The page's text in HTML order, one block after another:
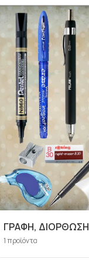
ΓΡΑΦΗ, ΔΙΟΡΘΩΣΗ
1προϊόντα